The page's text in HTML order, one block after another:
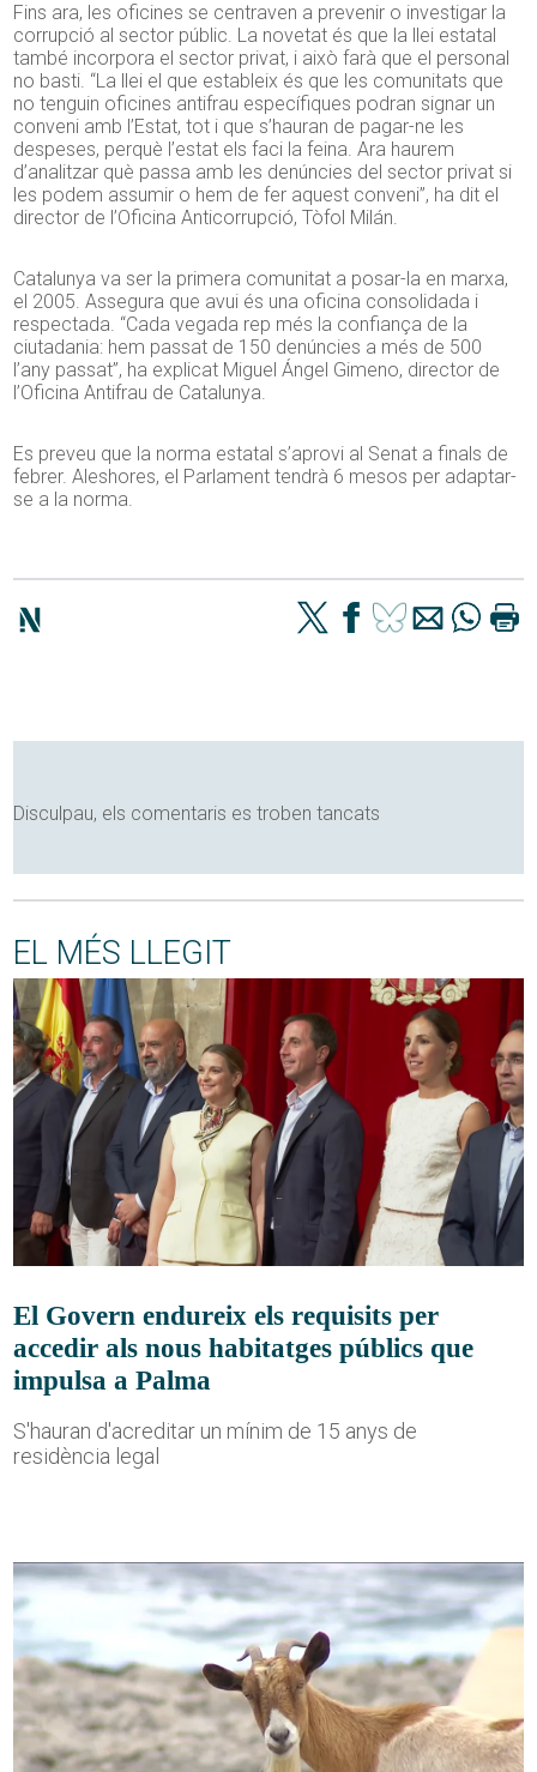
Fins ara, les oficines se centraven a prevenir o investigar la
corrupció al sector públic. La novetat és que la llei estatal
també incorpora el sector privat, i això farà que el personal
no basti. “La llei el que estableix és que les comunitats que
no tenguin oficines antifrau específiques podran signar un
conveni amb l’Estat, tot i que s’hauran de pagar-ne les
despeses, perquè l’estat els faci la feina. Ara haurem
d’analitzar què passa amb les denúncies del sector privat si
les podem assumir o hem de fer aquest conveni”, ha dit el
director de l’Oficina Anticorrupció, Tòfol Milán.
Catalunya va ser la primera comunitat a posar-la en marxa,
el 2005. Assegura que avui és una oficina consolidada i
respectada. “Cada vegada rep més la confiança de la
ciutadania: hem passat de 150 denúncies a més de 500
l’any passat”, ha explicat Miguel Ángel Gimeno, director de
l’Oficina Antifrau de Catalunya.
Es preveu que la norma estatal s’aprovi al Senat a finals de
febrer. Aleshores, el Parlament tendrà 6 mesos per adaptar-
se a la norma.
Disculpau, els comentaris es troben tancats
EL MÉS LLEGIT
El Govern endureix els requisits per
accedir als nous habitatges públics que
impulsa a Palma
S'hauran d'acreditar un mínim de 15 anys de
residència legal